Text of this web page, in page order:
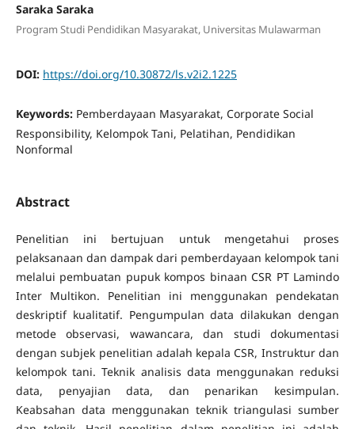
Saraka Saraka
Program Studi Pendidikan Masyarakat, Universitas Mulawarman
DOI: https://doi.org/10.30872/ls.v2i2.1225
Keywords: Pemberdayaan Masyarakat, Corporate Social
Responsibility, Kelompok Tani, Pelatihan, Pendidikan
Nonformal
Abstract
Penelitian ini bertujuan untuk mengetahui proses
pelaksanaan dan dampak dari pemberdayaan kelompok tani
melalui pembuatan pupuk kompos binaan CSR PT Lamindo
Inter Multikon. Penelitian ini menggunakan pendekatan
deskriptif kualitatif. Pengumpulan data dilakukan dengan
metode observasi, wawancara, dan studi dokumentasi
dengan subjek penelitian adalah kepala CSR, Instruktur dan
kelompok tani. Teknik analisis data menggunakan reduksi
data, penyajian data, dan penarikan kesimpulan.
Keabsahan data menggunakan teknik triangulasi sumber